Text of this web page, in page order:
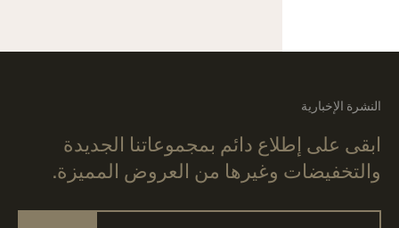
النشرة الإخبارية
ابقى على إطلاع دائم بمجموعاتنا الجديدة
والتخفيضات وغيرها من العروض المميزة.